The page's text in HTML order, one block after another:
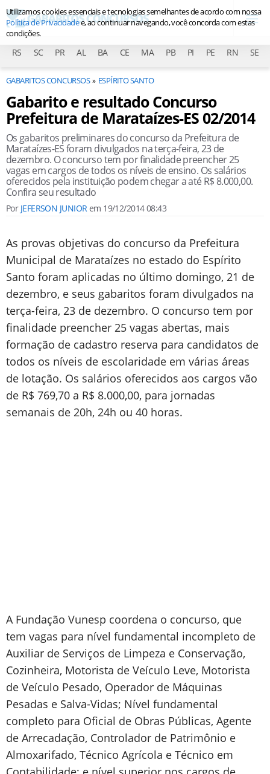
RS SC PR AL BA CE MA PB PI PE RN SE
GABARITOS CONCURSOS ESPÍRITO SANTO
Gabarito e resultado Concurso
Prefeitura de Marataízes-ES 02/2014
Os gabaritos preliminares do concurso da Prefeitura de
Marataízes-ES foram divulgados na terça-feira, 23 de
dezembro. O concurso tem por finalidade preencher 25
vagas em cargos de todos os níveis de ensino. Os salários
oferecidos pela instituição podem chegar a até R$ 8.000,00.
Confira seu resultado
Por JEFERSON JUNIORem 19/12/2014 08:43
As provas objetivas do concurso da Prefeitura
Municipal de Marataízes no estado do Espírito
Santo foram aplicadas no último domingo, 21 de
dezembro, e seus gabaritos foram divulgados na
terça-feira, 23 de dezembro. O concurso tem por
finalidade preencher 25 vagas abertas, mais
formação de cadastro reserva para candidatos de
todos os níveis de escolaridade em várias áreas
de lotação. Os salários oferecidos aos cargos vão
de R$ 769,70 a R$ 8.000,00, para jornadas
semanais de 20h, 24h ou 40 horas.
A Fundação Vunesp coordena o concurso, que
tem vagas para nível fundamental incompleto de
Auxiliar de Serviços de Limpeza e Conservação,
Cozinheira, Motorista de Veículo Leve, Motorista
de Veículo Pesado, Operador de Máquinas
Pesadas e Salva-Vidas; Nível fundamental
completo para Oficial de Obras Públicas, Agente
de Arrecadação, Controlador de Patrimônio e
Almoxarifado, Técnico Agrícola e Técnico em
Utilizamos cookies essenciais e tecnologias semelhantes de acordo com nossa
Política de Privacidadee, ao continuar navegando, você concorda com estas
condições.